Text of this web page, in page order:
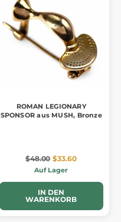
ROMAN LEGIONARY
SPONSOR aus MUSH, Bronze
$48.00 $33.60
Auf Lager
IN DEN
WARENKORB